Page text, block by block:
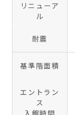
リニューア
ル
耐震
基準階面積
エントラン
ス
入館時間